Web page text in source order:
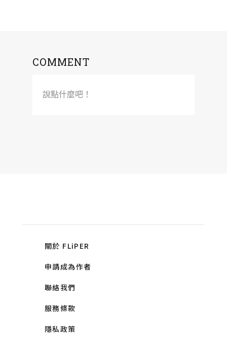
COMMENT
說點什麼吧！
關於 FLiPER
申請成為作者
聯絡我們
服務條款
隱私政策